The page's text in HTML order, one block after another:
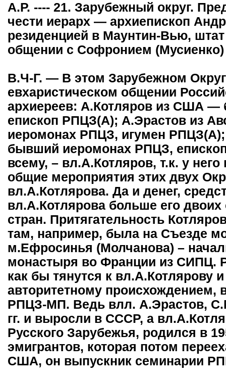
А.Р. ---- 21. Зарубежный округ.
чести иерарх — архиепископ
резиденцией в Маунтин-Вью,
общении с Софронием
В.Ч-Г. — В этом Зарубежном
евхаристическом общении
архиереев: А.Котляров из США
епископ РПЦЗ(А); А.Эрастов из
иеромонах РПЦЗ, игумен
бывший иеромонах РПЦЗ,
всему, – вл.А.Котляров, т.к. у
общие мероприятия этих двух
вл.А.Котлярова. Да и денег,
вл.А.Котлярова больше его
стран. Притягательность
там, например, была на Съезде
м.Ефросинья (Молчанова) –
монастыря во Франции из СИПЦ.
как бы тянутся к вл.А.Котлярову
авторитетному происхождением,
РПЦЗ-МП. Ведь влл. А.Эрастов,
гг. и выросли в СССР, а
Русского Зарубежья, родился в
эмигрантов, которая потом
США, он выпускник семинарии